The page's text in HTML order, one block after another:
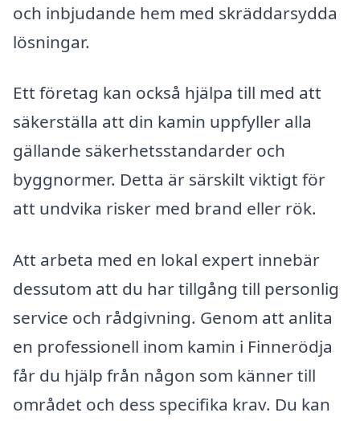
och inbjudande hem med skräddarsydda
lösningar.
Ett företag kan också hjälpa till med att
säkerställa att din kamin uppfyller alla
gällande säkerhetsstandarder och
byggnormer. Detta är särskilt viktigt för
att undvika risker med brand eller rök.
Att arbeta med en lokal expert innebär
dessutom att du har tillgång till personlig
service och rådgivning. Genom att anlita
en professionell inom kamin i Finnerödja
får du hjälp från någon som känner till
området och dess specifika krav. Du kan